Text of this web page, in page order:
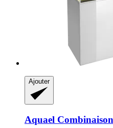
Ajouter
Aquael